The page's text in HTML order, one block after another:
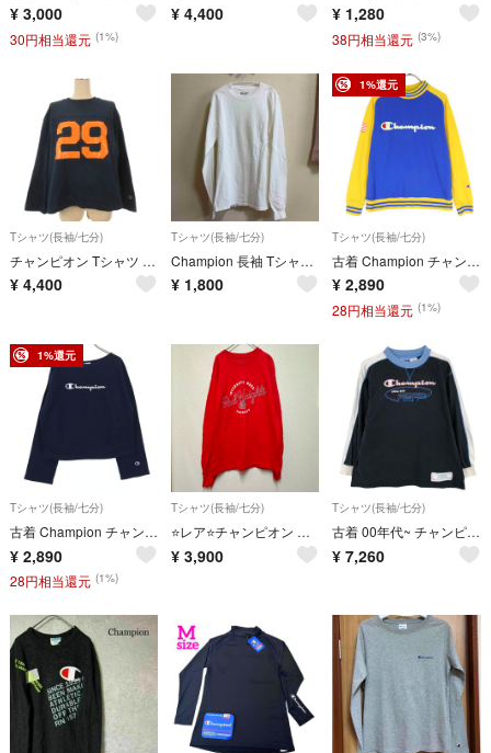
¥ 3,000
30円相当還元 (1%)
¥ 4,400 ¥ 1,280
38円相当還元 (3%)
Tシャツ(長袖/七分)
チャンピオン Tシャツ 長袖 カットソー プリント ネイビー M 260604E
¥ 4,400
Tシャツ(長袖/七分)
Champion 長袖 Tシャツ ホワイト Sサイズ
¥ 1,800
1%還元
Tシャツ(長袖/七分)
古着 Champion チャンピオン ブランドロゴ 長袖 Tシャツ M ブルー ロンT レディース
¥ 2,890
28円相当還元 (1%)
1%還元
Tシャツ(長袖/七分)
古着 Champion チャンピオン 長袖 Tシャツ M ネイビー ロンT レディース
¥ 2,890
28円相当還元 (1%)
Tシャツ(長袖/七分)
⭐️レア⭐️チャンピオン 【M】 ロンT クルーネック プリントビッグサイズ
¥ 3,900
Tシャツ(長袖/七分)
古着 00年代~ チャンピオン Champion AUTHENTIC ATHLETIC APPAREL ロングTシャツ ロンT レディースM相当/eaa620571
¥ 7,260